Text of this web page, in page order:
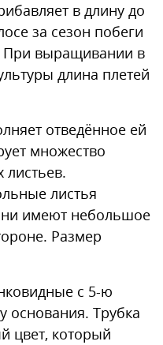
в длину до
за сезон побеги
При выращивании в
длина плетей
отведённое ей
множество
листьев.
листья
имеют небольшое
Размер
с 5-ю
основания. Трубка
цвет, который